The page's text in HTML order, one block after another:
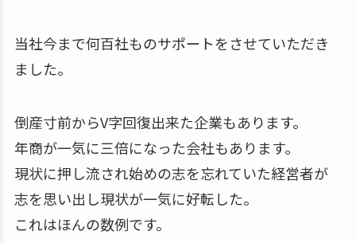
当社今まで何百社ものサポートをさせていただき
ました。
倒産寸前からV字回復出来た企業もあります。
年商が一気に三倍になった会社もあります。
現状に押し流され始めの志を忘れていた経営者が
志を思い出し現状が一気に好転した。
これはほんの数例です。